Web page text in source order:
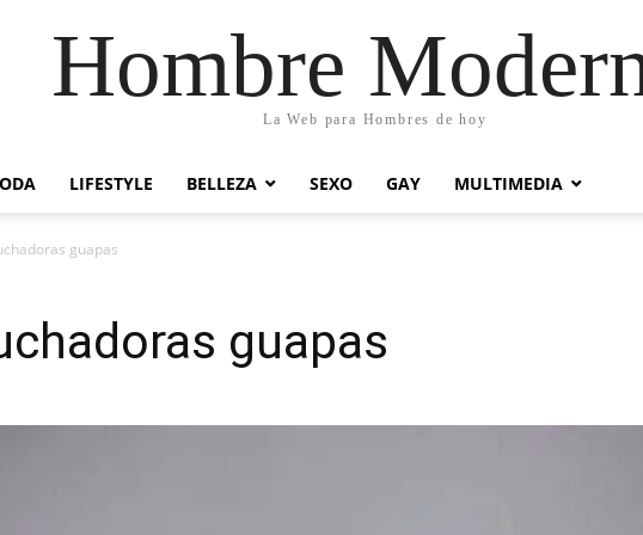
Hombre
La Web para Hombres de hoy
LIFESTYLE BELLEZA SEXO GAY MULTIMEDIA
guapas
guapas